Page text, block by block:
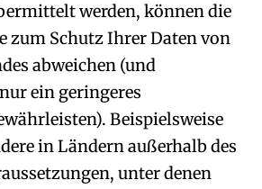
werden, können die
zum Schutz Ihrer Daten von
abweichen (und
ein geringeres
Beispielsweise
in Ländern außerhalb des
unter denen